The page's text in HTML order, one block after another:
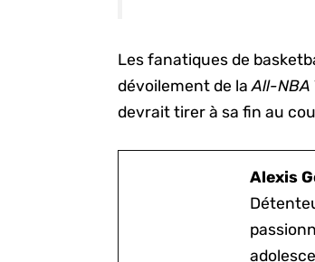
Les fanatiques de
dévoilement de laAll-NBA
devrait tirer à sa fin au
Alexis